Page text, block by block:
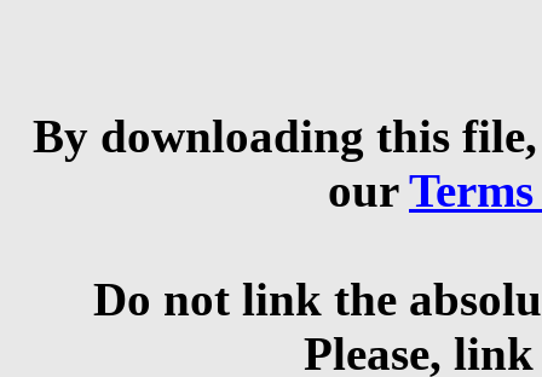
By downloading this
our
Do not link the
Please,